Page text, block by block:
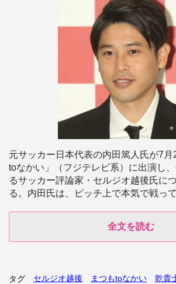
元サッカー日本代表の内田篤人氏が7月
toなかい」（フジテレビ系）に出演し
るサッカー評論家・セルジオ越後氏に
る。内田氏は、ピッチ上で本気で戦っ
全文を読む
タグ セルジオ越後 まつもtoなかい 乾貴